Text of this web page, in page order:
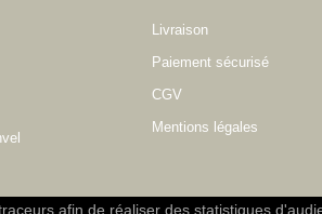
afin de réaliser des statistiques
Livraison
Paiement sécurisé
CGV
Mentions légales